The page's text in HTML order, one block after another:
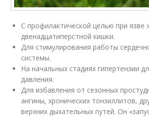
С профилактической целью при язве
двенадцатиперстной кишки.
Для стимулирования работы
системы.
На начальных стадиях гипертензии
давления.
Для избавления от сезонных
ангины, хронических тонзиллитов,
верхних дыхательных путей. Он